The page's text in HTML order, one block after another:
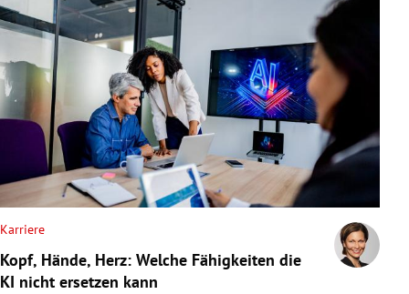
Karriere
Kopf, Hände, Herz: Welche Fähigkeiten die
KI nicht ersetzen kann